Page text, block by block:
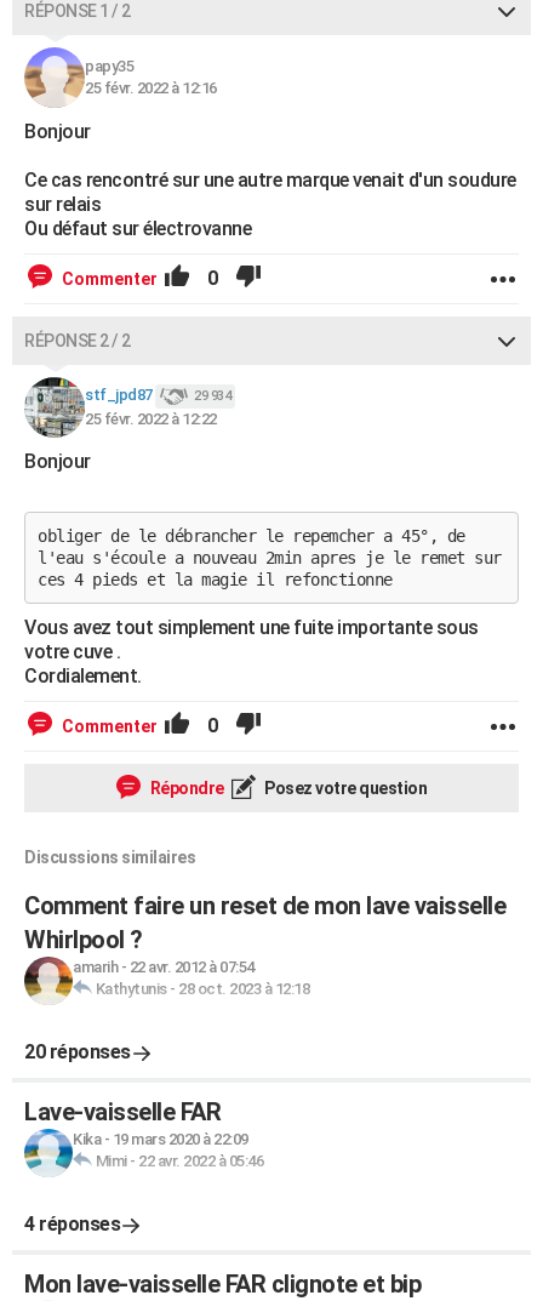
RÉPONSE 1 / 2
papy35
25 févr. 2022 à 12:16
Bonjour
Ce cas rencontré sur une autre marque venait d'un soudure
sur relais
Ou défaut sur électrovanne
Commenter 0
RÉPONSE 2 / 2
stf_jpd87 29 934
25 févr. 2022 à 12:22
Bonjour
obliger de le débrancher le repemcher a 45°, de
l'eau s'écoule a nouveau 2min apres je le remet sur
ces 4 pieds et la magie il refonctionne
Vous avez tout simplement une fuite importante sous
votre cuve .
Cordialement.
Commenter 0
Répondre Posez votre question
Discussions similaires
Comment faire un reset de mon lave vaisselle
Whirlpool ?
amarih- 22 avr. 2012 à 07:54
Kathytunis- 28 oct. 2023 à 12:18
20 réponses
Lave-vaisselle FAR
Kika- 19 mars 2020 à 22:09
Mimi- 22 avr. 2022 à 05:46
4 réponses
Mon lave-vaisselle FAR clignote et bip